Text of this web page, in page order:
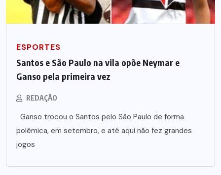
ESPORTES
Santos e São Paulo na vila opõe Neymar e
Ganso pela primeira vez
REDAÇÃO
Ganso trocou o Santos pelo São Paulo de forma
polêmica, em setembro, e até aqui não fez grandes
jogos